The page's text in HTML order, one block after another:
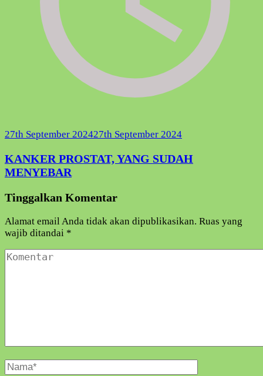
27th September 202427th September 2024
KANKER PROSTAT, YANG SUDAH
MENYEBAR
Tinggalkan Komentar
Alamat email Anda tidak akan dipublikasikan. Ruas yang
wajib ditandai *
Komentar
Nama